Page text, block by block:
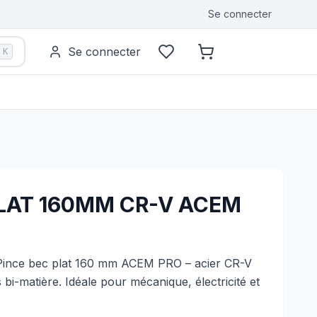
Se connecter
K Se connecter
160MM CR-V ACEM
bec plat 160 mm ACEM PRO – acier CR-V
matière. Idéale pour mécanique, électricité et